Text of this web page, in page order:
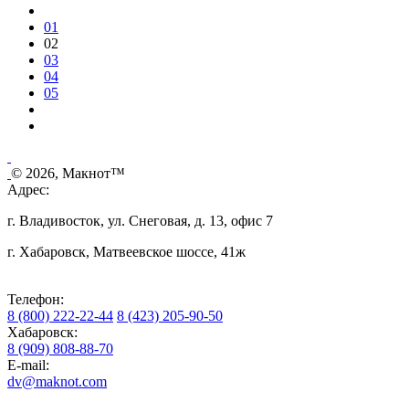
01
02
03
04
05
© 2026, Макнот™
Адрес:
г. Владивосток, ул. Снеговая, д. 13, офис 7
г. Хабаровск, Матвеевское шоссе, 41ж
Телефон:
8 (800) 222-22-44 8 (423) 205-90-50
Хабаровск:
8 (909) 808-88-70
E-mail:
dv@maknot.com